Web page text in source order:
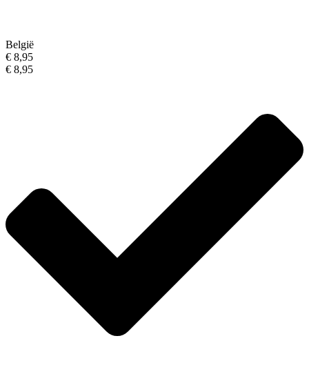
België
€ 8,95
€ 8,95